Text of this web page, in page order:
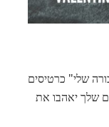
שלי" כרטיסים
שלך יאהבו את